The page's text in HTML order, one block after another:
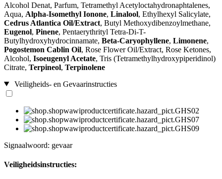
Alcohol Denat, Parfum, Tetramethyl Acetyloctahydronaphtalenes,
Aqua, Alpha-Isomethyl Ionone, Linalool, Ethylhexyl Salicylate,
Cedrus Atlantica Oil/Extract, Butyl Methoxydibenzoylmethane,
Eugenol, Pinene, Pentaerythrityl Tetra-Di-T-
Butylhydroxyhydrocinnamate, Beta-Caryophyllene, Limonene,
Pogostemon Cablin Oil, Rose Flower Oil/Extract, Rose Ketones,
Alcohol, Isoeugenyl Acetate, Tris (Tetramethylhydroxypiperidinol)
Citrate, Terpineol, Terpinolene
Veiligheids- en Gevaarinstructies
Signaalwoord: gevaar
Veiligheidsinstructies: